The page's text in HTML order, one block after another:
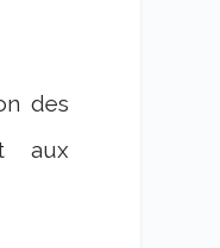
des
aux